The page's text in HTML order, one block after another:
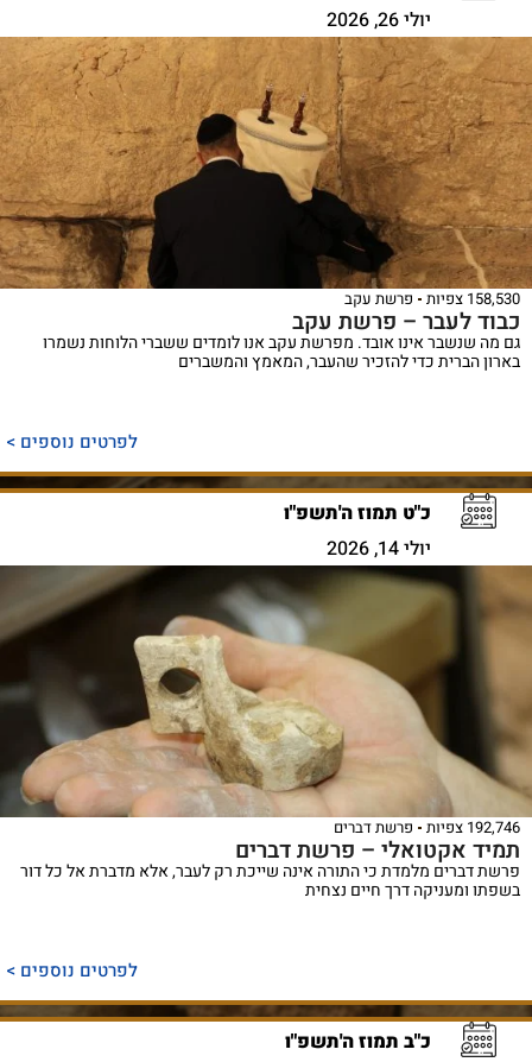
יולי 26, 2026
158,530 צפיות פרשת עקב
כבוד לעבר – פרשת עקב
גם מה שנשבר אינו אובד. מפרשת עקב אנו לומדים ששברי הלוחות נשמרו
בארון הברית כדי להזכיר שהעבר, המאמץ והמשברים
לפרטים נוספים >
כ"ט תמוז ה'תשפ"ו
יולי 14, 2026
192,746 צפיות פרשת דברים
תמיד אקטואלי – פרשת דברים
פרשת דברים מלמדת כי התורה אינה שייכת רק לעבר, אלא מדברת אל כל דור
בשפתו ומעניקה דרך חיים נצחית
לפרטים נוספים >
כ"ב תמוז ה'תשפ"ו